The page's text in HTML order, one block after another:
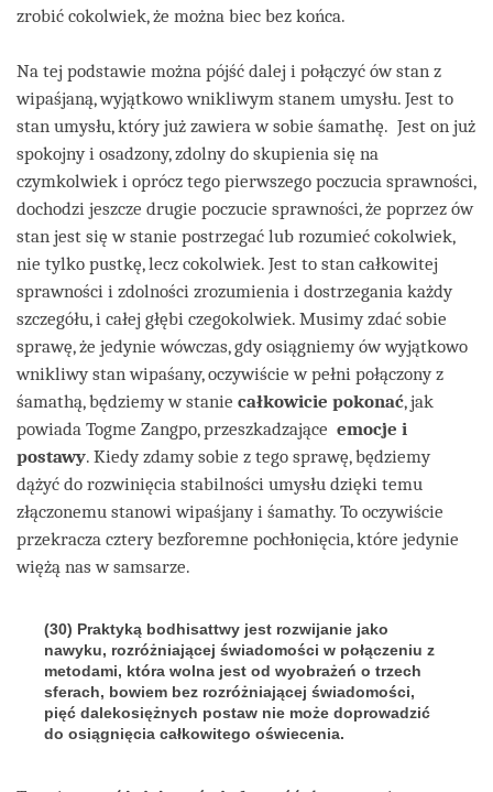
zrobić cokolwiek, że można biec bez końca.
Na tej podstawie można pójść dalej i połączyć ów stan z
wipaśjaną, wyjątkowo wnikliwym stanem umysłu. Jest to
stan umysłu, który już zawiera w sobie śamathę. Jest on już
spokojny i osadzony, zdolny do skupienia się na
czymkolwiek i oprócz tego pierwszego poczucia sprawności,
dochodzi jeszcze drugie poczucie sprawności, że poprzez ów
stan jest się w stanie postrzegać lub rozumieć cokolwiek,
nie tylko pustkę, lecz cokolwiek. Jest to stan całkowitej
sprawności i zdolności zrozumienia i dostrzegania każdy
szczegółu, i całej głębi czegokolwiek. Musimy zdać sobie
sprawę, że jedynie wówczas, gdy osiągniemy ów wyjątkowo
wnikliwy stan wipaśany, oczywiście w pełni połączony z
śamathą, będziemy w stanie całkowicie pokonać, jak
powiada Togme Zangpo, przeszkadzające emocje i
postawy. Kiedy zdamy sobie z tego sprawę, będziemy
dążyć do rozwinięcia stabilności umysłu dzięki temu
złączonemu stanowi wipaśjany i śamathy. To oczywiście
przekracza cztery bezforemne pochłonięcia, które jedynie
więżą nas w samsarze.
(30) Praktyką bodhisattwy jest rozwijanie jako
nawyku, rozróżniającej świadomości w połączeniu z
metodami, która wolna jest od wyobrażeń o trzech
sferach, bowiem bez rozróżniającej świadomości,
pięć dalekosiężnych postaw nie może doprowadzić
do osiągnięcia całkowitego oświecenia.